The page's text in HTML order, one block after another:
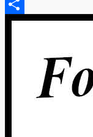
Email
Share